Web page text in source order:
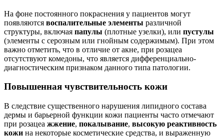
На фоне постоянного покраснения у пациентов могут
появляются воспалительные элементы различной
структуры, включая папулы (плотные узелки), или пустулы
(элементы с серозным или гнойным содержимым). При этом
важно отметить, что в отличие от акне, при розацеа
отсутствуют комедоны, что является дифференциально-
диагностическим признаком данного типа патологии.
Повышенная чувствительность кожи
В следствие существенного нарушения липидного состава
дермы и барьерной функции кожи пациенты часто отмечают
при розацеа жжение, покалывание, высокую реактивность
кожи на некоторые косметические средства, и выраженную